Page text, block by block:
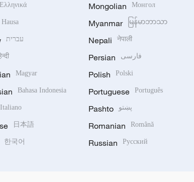
Ελληνικά
Hausa
עברית
Magyar
Bahasa Indonesia
Italiano
日本語
한국어
Mongolian Монгол
Myanmar မြန်မာဘာသာ
Nepali नेपाली
Persian فارسی
Polish Polski
Portuguese Português
Pashto پښتو
Romanian Română
Russian Русский